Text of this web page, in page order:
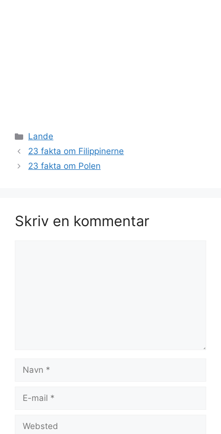
Kategorier
Lande
23 fakta om Filippinerne
23 fakta om Polen
Skriv en kommentar
Navn
Websted